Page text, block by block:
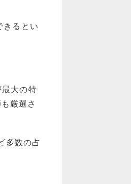
きるとい
大の特
厳選さ
多数の占